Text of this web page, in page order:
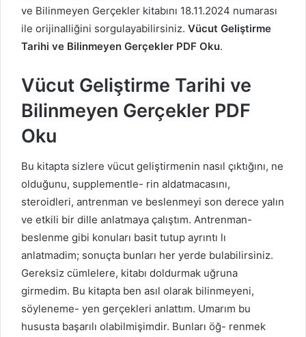
ve Bilinmeyen Gerçekler kitabını 18.11.2024 numarası
ile orijinalliğini sorgulayabilirsiniz. Vücut Geliştirme
Tarihi ve Bilinmeyen Gerçekler PDF Oku.
Vücut Geliştirme Tarihi ve
Bilinmeyen Gerçekler PDF
Oku
Bu kitapta sizlere vücut geliştirmenin nasıl çıktığını, ne
olduğunu, supplementle- rin aldatmacasını,
steroidleri, antrenman ve beslenmeyi son derece yalın
ve etkili bir dille anlatmaya çalıştım. Antrenman-
beslenme gibi konuları basit tutup ayrıntı lı
anlatmadim; sonuçta bunları her yerde bulabilirsiniz.
Gereksiz cümlelere, kitabı doldurmak uğruna
girmedim. Bu kitapta ben asıl olarak bilinmeyeni,
söyleneme- yen gerçekleri anlattım. Umarım bu
hususta başarılı olabilmişimdir. Bunları öğ- renmek